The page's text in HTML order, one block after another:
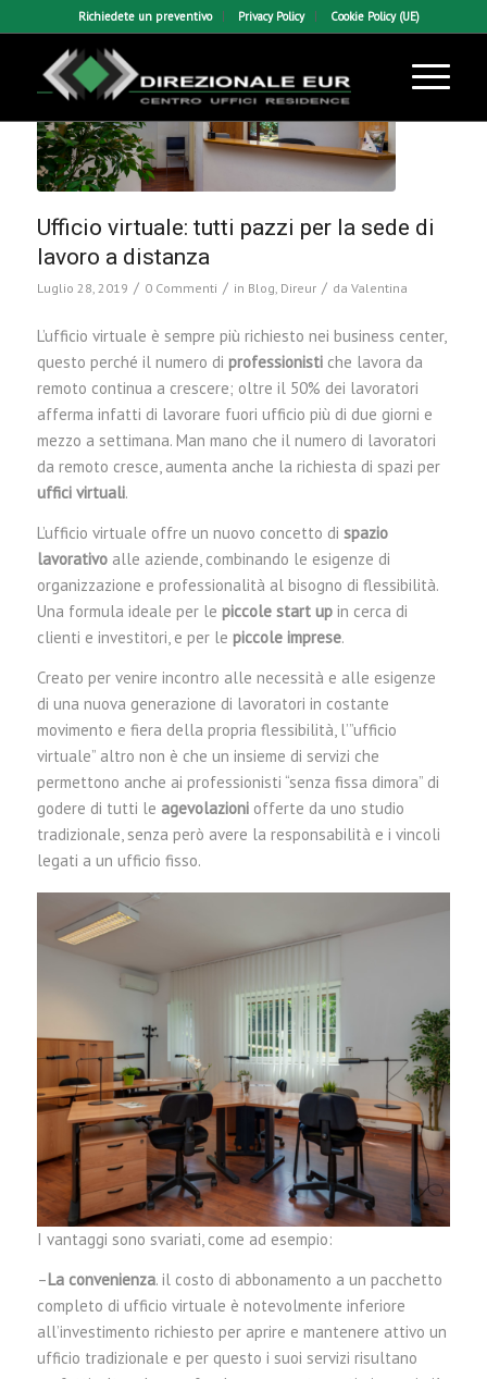
Richiedete un preventivo Privacy Policy Cookie Policy (UE)
Ufficio virtuale: tutti pazzi per la sede di
lavoro a distanza
Luglio 28, 2019 / 0 Commenti / in Blog Direur / da Valentina
L’ufficio virtuale è sempre più richiesto nei business center,
questo perché il numero di professionistiche lavora da
remoto continua a crescere; oltre il 50% dei lavoratori
afferma infatti di lavorare fuori ufficio più di due giorni e
mezzo a settimana. Man mano che il numero di lavoratori
da remoto cresce, aumenta anche la richiesta di spazi per
uffici virtuali.
L’ufficio virtuale offre un nuovo concetto di spazio
lavorativoalle aziende, combinando le esigenze di
organizzazione e professionalità al bisogno di flessibilità.
Una formula ideale per le piccole start upin cerca di
clienti e investitori, e per le piccole imprese.
Creato per venire incontro alle necessità e alle esigenze
di una nuova generazione di lavoratori in costante
movimento e fiera della propria flessibilità, l’”ufficio
virtuale” altro non è che un insieme di servizi che
permettono anche ai professionisti “senza fissa dimora” di
godere di tutti le agevolazioni offerte da uno studio
tradizionale, senza però avere la responsabilità e i vincoli
legati a un ufficio fisso.
I vantaggi sono svariati, come ad esempio:
–La convenienza. il costo di abbonamento a un pacchetto
completo di ufficio virtuale è notevolmente inferiore
all’investimento richiesto per aprire e mantenere attivo un
ufficio tradizionale e per questo i suoi servizi risultano